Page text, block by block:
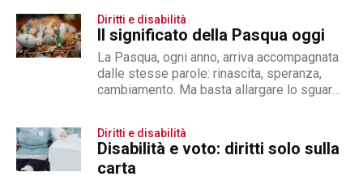
Diritti e disabilità
Il significato della Pasqua oggi
La Pasqua, ogni anno, arriva accompagnata
dalle stesse parole: rinascita, speranza,
cambiamento. Ma basta allargare lo sguardo
Diritti e disabilità
Disabilità e voto: diritti solo sulla
carta